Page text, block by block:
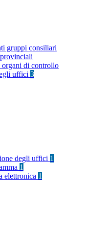
gruppi consiliari
di controllo
uffici 3
degli uffici 1
1
elettronica 1